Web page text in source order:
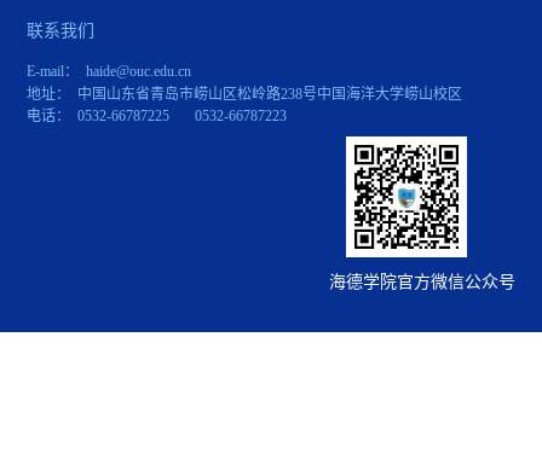
联系我们
E-mail： haide@ouc.edu.cn
地址： 中国山东省青岛市崂山区松岭路238号中国海洋大学崂山校区
电话： 0532-66787225 0532-66787223
海德学院官方微信公众号